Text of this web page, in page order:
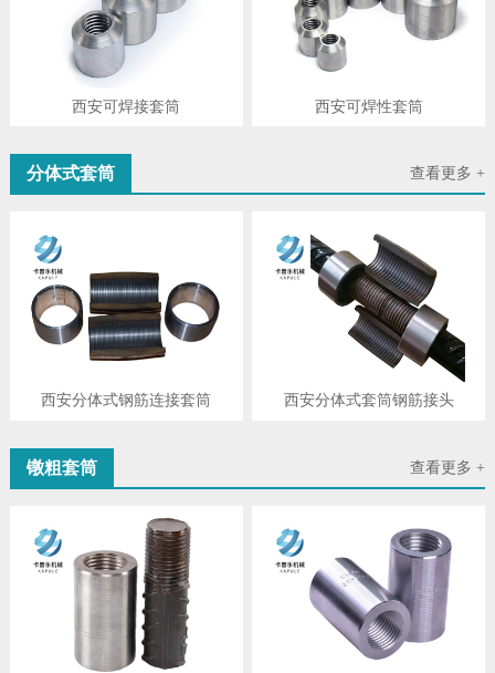
西安可焊接套筒 西安可焊性套筒
查看更多 +
分体式套筒
西安分体式钢筋连接套筒 西安分体式套筒钢筋接头
查看更多 +
镦粗套筒